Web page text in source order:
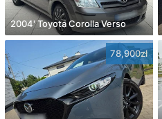
2004' Toyota Corolla Verso
78,900zł